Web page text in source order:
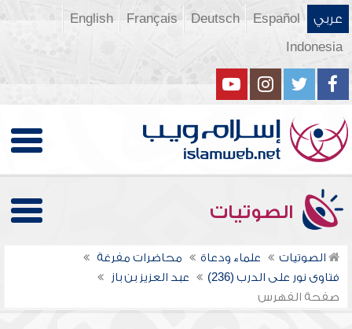
عربي Español
Deutsch
Français
English
Indonesia
الصوتيات
الصوتيات علماء ودعاة
محاضرات مفرغة
فتاوى نور على الدرب (236)
عبد العزيز بن باز
صفحة الفهرس